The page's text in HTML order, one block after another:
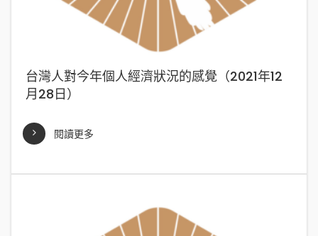
台灣人對今年個人經濟狀況的感覺（2021年12
月28日）
閱讀更多